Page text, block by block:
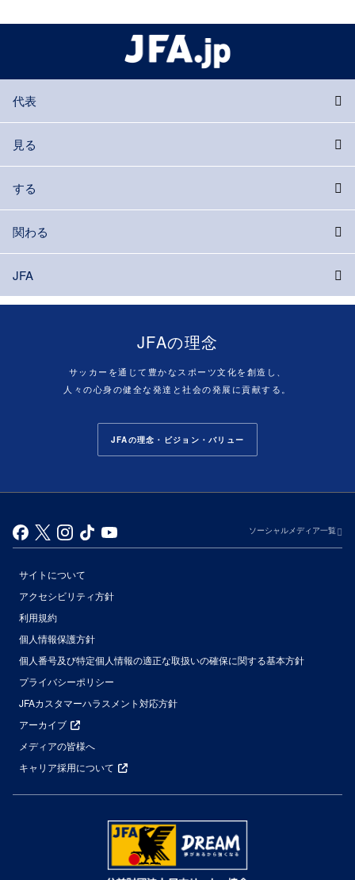
代表
見る
する
関わる
JFA
JFAの理念
サッカーを通じて豊かなスポーツ文化を創造し、
人々の心身の健全な発達と社会の発展に貢献する。
JFAの理念・ビジョン・バリュー
ソーシャルメディア一覧
サイトについて
アクセシビリティ方針
利用規約
個人情報保護方針
個人番号及び特定個人情報の適正な取扱いの確保に関する基本方針
プライバシーポリシー
JFAカスタマーハラスメント対応方針
アーカイブ
メディアの皆様へ
キャリア採用について